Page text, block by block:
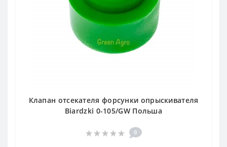
Клапан отсекателя форсунки опрыскивателя
Biardzki 0-105/GW Польша
0